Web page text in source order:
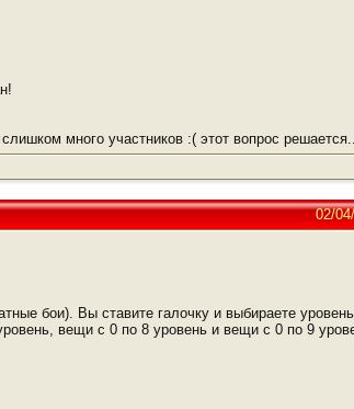
много участников :( этот вопрос
02/
бои). Вы ставите галочку и выбираете уровень
вещи с 0 по 8 уровень и вещи с 0 по 9